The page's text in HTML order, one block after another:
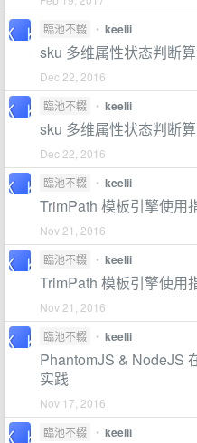
臨池不輟
• keelii
sku 多维属性状态判断
Dec 22, 2016
臨池不輟
• keelii
sku 多维属性状态判断
Dec 22, 2016
臨池不輟
• keelii
TrimPath 模板引擎使用
Nov 21, 2016
臨池不輟
• keelii
TrimPath 模板引擎使用
Nov 21, 2016
臨池不輟
• keelii
PhantomJS & NodeJS
实践
Nov 17, 2016
臨池不輟
• keelii